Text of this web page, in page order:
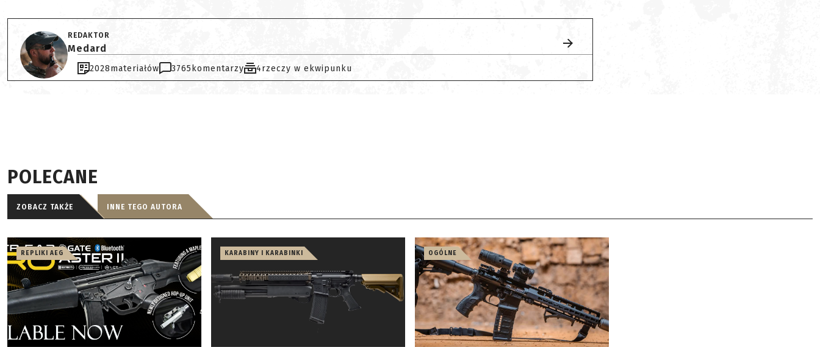
REDAKTOR
Medard
2028materiałów 3765 komentarzy 4rzeczy w ekwipunku
POLECANE
ZOBACZ TAKŻE INNE TEGO AUTORA
REPLIKI AEG KARABINY I KARABINKI OGÓLNE